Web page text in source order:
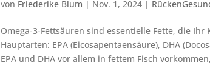
von Friederike Blum | Nov. 1, 2024 |
Omega-3-Fettsäuren sind essentielle Fette, die
Hauptarten: EPA (Eicosapentaensäure), DHA
EPA und DHA vor allem in fettem Fisch